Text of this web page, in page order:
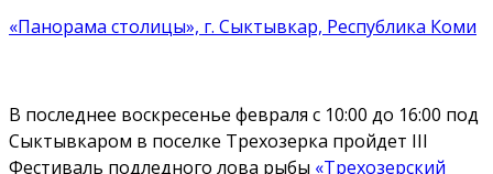
«Панорама столицы», г. Сыктывкар, Республика Коми
В последнее воскресенье февраля с 10:00 до 16:00 под
Сыктывкаром в поселке Трехозерка пройдет III
Фестиваль подледного лова рыбы «Трехозерский